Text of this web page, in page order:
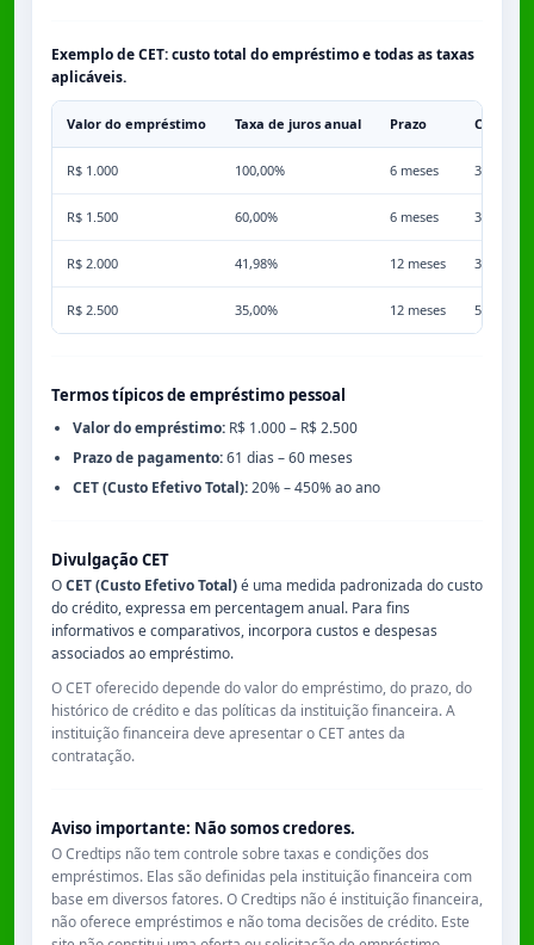
Exemplo de CET: custo total do empréstimo e todas as taxas
aplicáveis.
Valor do empréstimo Taxa de juros anual Prazo
R$ 1.000 100,00% 6 meses 3,50%
R$ 1.500 60,00% 6 meses 3,50%
R$ 2.000 41,98% 12 meses 3,50%
R$ 2.500 35,00% 12 meses 5,00%
Termos típicos de empréstimo pessoal
Valor do empréstimo: R$ 1.000 – R$ 2.500
Prazo de pagamento:61 dias – 60 meses
CET (Custo Efetivo Total):20% – 450% ao ano
Divulgação CET
OCET (Custo Efetivo Total)é uma medida padronizada do custo
do crédito, expressa em percentagem anual. Para fins
informativos e comparativos, incorpora custos e despesas
associados ao empréstimo.
O CET oferecido depende do valor do empréstimo, do prazo, do
histórico de crédito e das políticas da instituição financeira. A
instituição financeira deve apresentar o CET antes da
contratação.
Aviso importante: Não somos credores.
O Credtips não tem controle sobre taxas e condições dos
empréstimos. Elas são definidas pela instituição financeira com
base em diversos fatores. O Credtips não é instituição financeira,
não oferece empréstimos e não toma decisões de crédito. Este